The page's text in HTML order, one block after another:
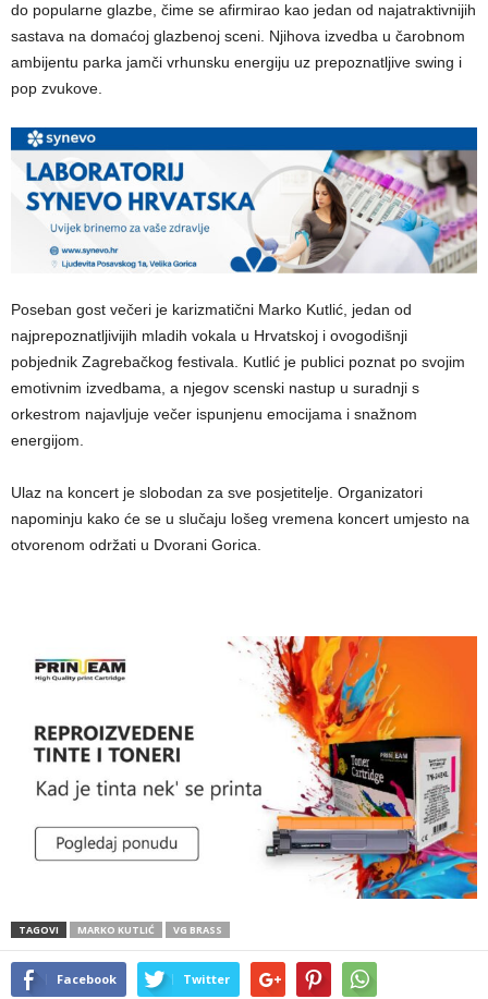
do popularne glazbe, čime se afirmirao kao jedan od najatraktivnijih
sastava na domaćoj glazbenoj sceni. Njihova izvedba u čarobnom
ambijentu parka jamči vrhunsku energiju uz prepoznatljive swing i
pop zvukove.
Poseban gost večeri je karizmatični Marko Kutlić, jedan od
najprepoznatljivijih mladih vokala u Hrvatskoj i ovogodišnji
pobjednik Zagrebačkog festivala. Kutlić je publici poznat po svojim
emotivnim izvedbama, a njegov scenski nastup u suradnji s
orkestrom najavljuje večer ispunjenu emocijama i snažnom
energijom.
Ulaz na koncert je slobodan za sve posjetitelje. Organizatori
napominju kako će se u slučaju lošeg vremena koncert umjesto na
otvorenom održati u Dvorani Gorica.
TAGOVI MARKO KUTLIĆ VG BRASS
Facebook Twitter